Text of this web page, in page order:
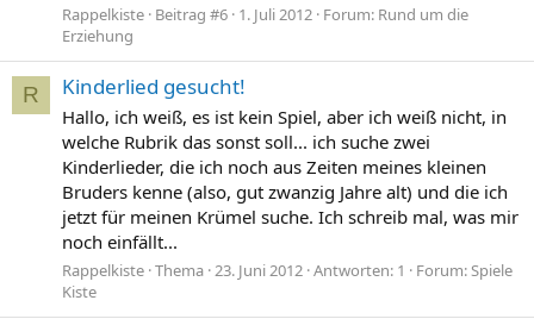
Rappelkiste Beitrag #6 1. Juli 2012 Forum: Rund um die
Erziehung
R Kinderlied gesucht!
Hallo, ich weiß, es ist kein Spiel, aber ich weiß nicht, in
welche Rubrik das sonst soll... ich suche zwei
Kinderlieder, die ich noch aus Zeiten meines kleinen
Bruders kenne (also, gut zwanzig Jahre alt) und die ich
jetzt für meinen Krümel suche. Ich schreib mal, was mir
noch einfällt...
Rappelkiste Thema 23. Juni 2012 Antworten: 1 Forum:Spiele
Kiste